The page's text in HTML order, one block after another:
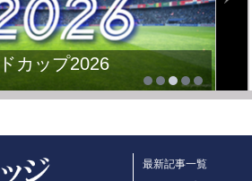
カップ2026
最新記事一覧